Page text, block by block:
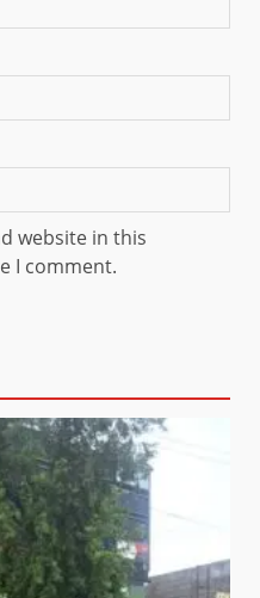
website in this
I comment.